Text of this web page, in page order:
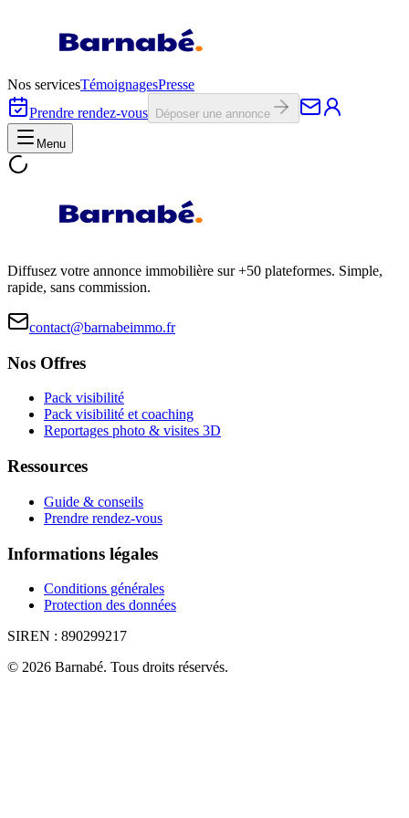
Nos servicesTémoignagesPresse
Prendre rendez-vous
Déposer une annonce
Menu
Diffusez votre annonce immobilière sur +50 plateformes. Simple,
rapide, sans commission.
contact@barnabeimmo.fr
Nos Offres
Pack visibilité
Pack visibilité et coaching
Reportages photo & visites 3D
Ressources
Guide & conseils
Prendre rendez-vous
Informations légales
Conditions générales
Protection des données
SIREN : 890299217
© 2026 Barnabé. Tous droits réservés.